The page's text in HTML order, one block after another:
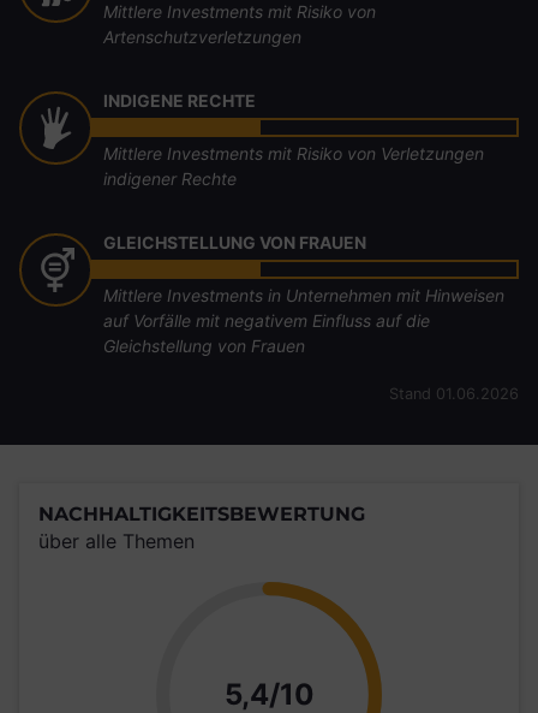
Mittlere Investments mit Risiko von
Artenschutzverletzungen
INDIGENE RECHTE
Mittlere Investments mit Risiko von Verletzungen
indigener Rechte
GLEICHSTELLUNG VON FRAUEN
Mittlere Investments in Unternehmen mit Hinweisen
auf Vorfälle mit negativem Einfluss auf die
Gleichstellung von Frauen
Stand 01.06.2026
NACHHALTIGKEITSBEWERTUNG
über alle Themen
5,4/10 Punkte